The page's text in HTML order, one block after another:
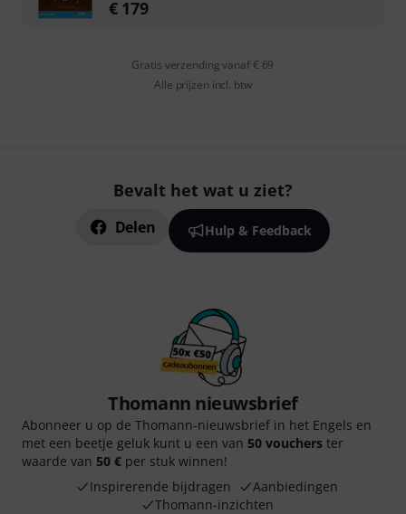
€ 179
Gratis verzending vanaf € 69
Alle prijzen incl. btw
Bevalt het wat u ziet?
Delen Hulp & Feedback
Thomann nieuwsbrief
Abonneer u op de Thomann-nieuwsbrief in het Engels en
met een beetje geluk kunt u een van 50 vouchers ter
waarde van 50 € per stuk winnen!
Inspirerende bijdragen
Aanbiedingen
Thomann-inzichten